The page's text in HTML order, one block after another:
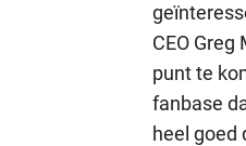
CEO
punt te
fanbase
heel goed